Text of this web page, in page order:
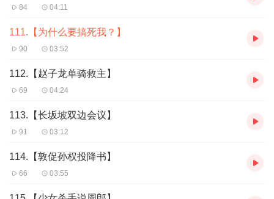
84 04:11
111.【为什么要搞死我？】
90 03:52
112.【赵子龙单骑救主】
69 04:24
113.【长坂坡双边会议】
91 03:12
114.【敦促孙权投降书】
66 03:55